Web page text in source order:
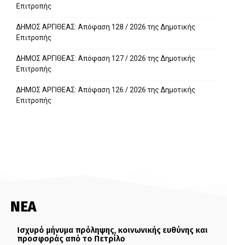
Επιτροπής
ΔΗΜΟΣ ΑΡΓΙΘΕΑΣ: Απόφαση 128 / 2026 της Δημοτικής
Επιτροπής
ΔΗΜΟΣ ΑΡΓΙΘΕΑΣ: Απόφαση 127 / 2026 της Δημοτικής
Επιτροπής
ΔΗΜΟΣ ΑΡΓΙΘΕΑΣ: Απόφαση 126 / 2026 της Δημοτικής
Επιτροπής
ΝΕΑ
Ισχυρό μήνυμα πρόληψης, κοινωνικής ευθύνης και
προσφοράς από το Πετρίλο